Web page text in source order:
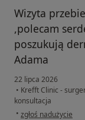
Wizyta
,polecam
poszukują
Adama
22 lipca 2026
• Krefft Clinic -
konsultacja
• w opinii
zgłoś nadużycie